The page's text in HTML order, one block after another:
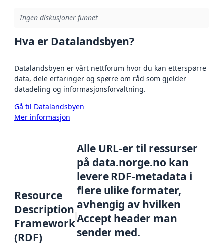
Ingen diskusjoner funnet
Hva er Datalandsbyen?
Datalandsbyen er vårt nettforum hvor du kan etterspørre
data, dele erfaringer og spørre om råd som gjelder
datadeling og informasjonsforvaltning.
Gå til Datalandsbyen
Mer informasjon
Resource
Description
Framework
(RDF)
Alle URL-er til ressurser
på data.norge.no kan
levere RDF-metadata i
flere ulike formater,
avhengig av hvilken
Accept header man
sender med.